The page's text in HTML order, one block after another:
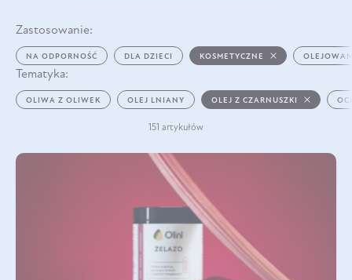
Zastosowanie:
NA ODPORNOŚĆ DLA DZIECI KOSMETYCZNE
Tematyka:
OLIWA Z OLIWEK OLEJ LNIANY OLEJ Z CZARNUSZKI
151 artykułów